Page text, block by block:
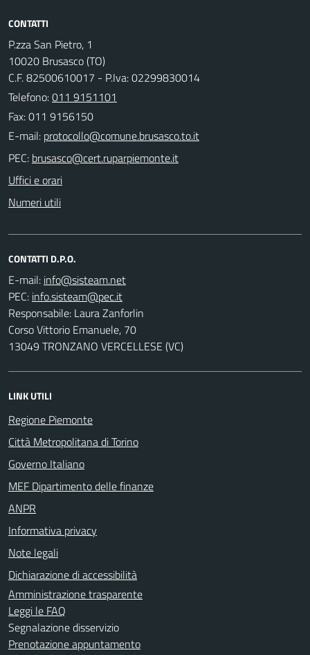
CONTATTI
P.zza San Pietro, 1
10020 Brusasco (TO)
C.F. 82500610017 - P.Iva: 02299830014
Telefono:011 9151101
Fax: 011 9156150
E-mail:
PEC:
Uffici e orari
Numeri utili
CONTATTI D.P.O.
E-mail:
PEC:
Responsabile: Laura Zanforlin
Corso Vittorio Emanuele, 70
13049 TRONZANO VERCELLESE (VC)
LINK UTILI
Regione Piemonte
Città Metropolitana di Torino
Governo Italiano
MEF Dipartimento delle finanze
ANPR
Informativa privacy
Note legali
Dichiarazione di accessibilità
Amministrazione trasparente
Leggi le FAQ
Segnalazione disservizio
Prenotazione appuntamento